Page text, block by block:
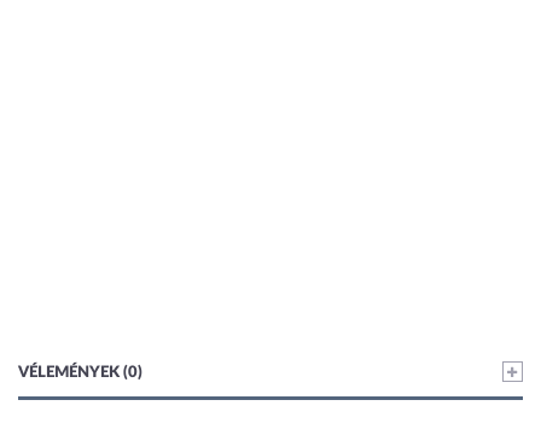
VÉLEMÉNYEK (0)